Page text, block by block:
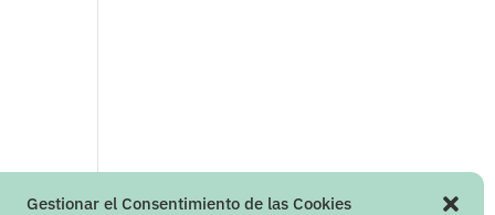
Gestionar el Consentimiento de las Cookies